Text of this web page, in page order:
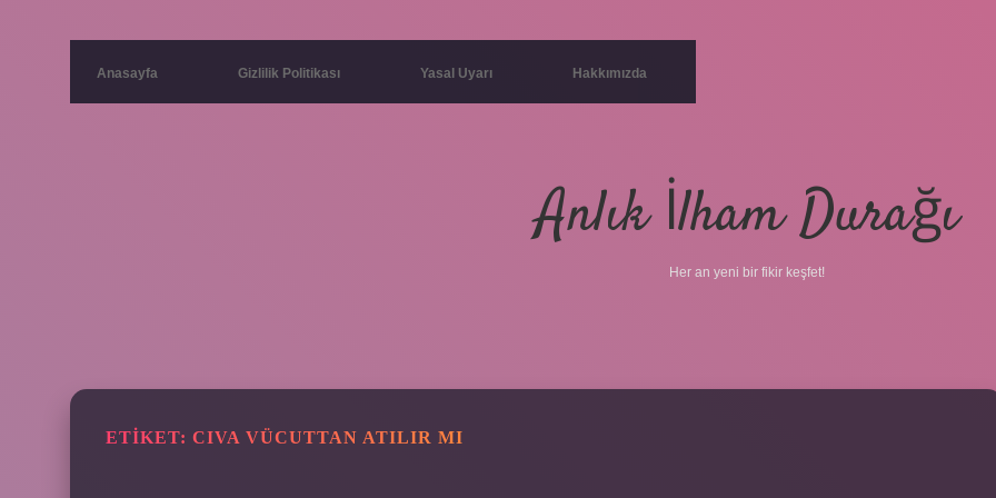
Anasayfa Gizlilik Politikası Yasal Uyarı Hakkımızda
Anlık İlham Durağı
Her an yeni bir fikir keşfet!
ETIKET: CIVA VÜCUTTAN ATILIR MI